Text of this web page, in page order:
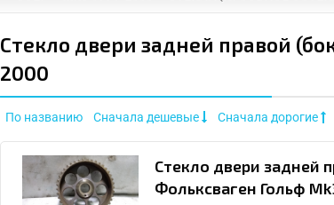
Стекло двери задней правой
2000
По названию Сначала дешевые Сначала дорогие
Стекло двери задней
Фольксваген Гольф